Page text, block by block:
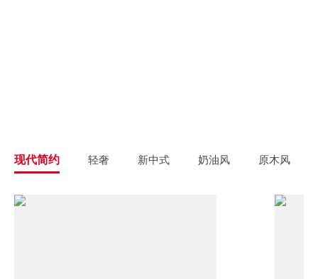
现代简约 轻奢 新中式 奶油风 原木风